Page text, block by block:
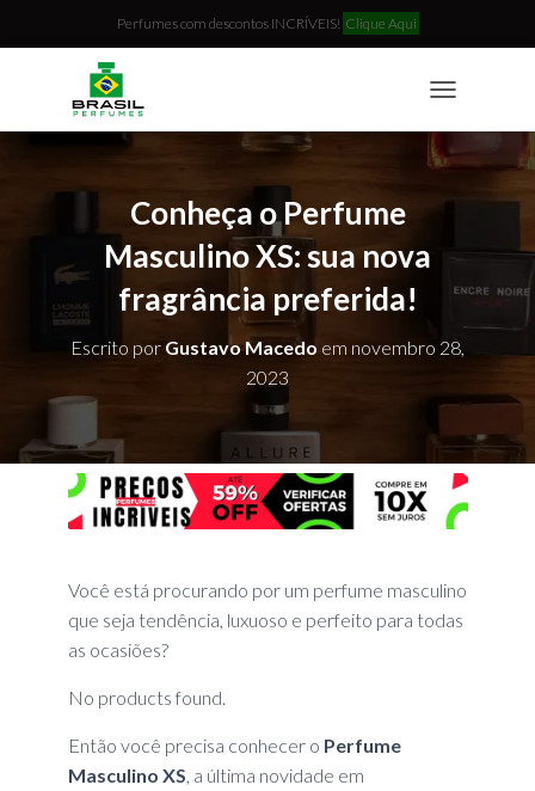
Perfumes com descontos INCRÍVEIS! Clique Aqui
O
G
A
I
Conheça o Perfume
Masculino XS: sua nova
fragrância preferida!
Escrito por Gustavo Macedo em novembro 28,
2023
Você está procurando por um perfume masculino
que seja tendência, luxuoso e perfeito para todas
as ocasiões?
No products found.
Então você precisa conhecer o Perfume
Masculino XS, a última novidade em